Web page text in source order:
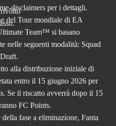
disclaimers per i dettagli.
del Tour mondiale di EA
Team™ si basano
nelle seguenti modalità: Squad
alla distribuzione iniziale di
entro il 15 giugno 2026 per
Se il riscatto avverrà dopo il 15
FC Points.
fase a eliminazione, Fanta